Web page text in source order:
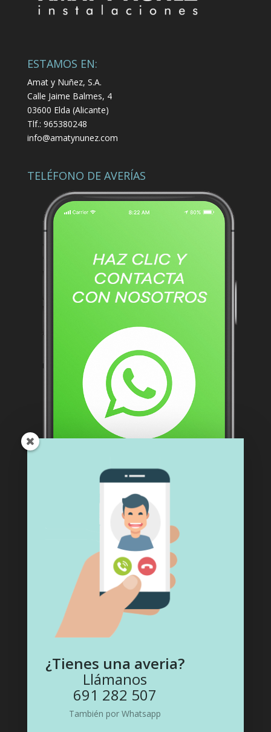
ESTAMOS EN:
Amat y Nuñez, S.A.
Calle Jaime Balmes, 4
03600 Elda (Alicante)
Tlf.: 965380248
info@amatynunez.com
TELÉFONO DE AVERÍAS
ASOCIACIONES Y REGISTROS
¿Tienes una averia?
Llámanos
691 282 507
También por Whatsapp